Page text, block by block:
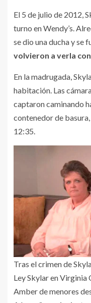
El 5 de julio de 2012,
turno en Wendy’s.
se dio una ducha y se
volvieron a verla
En la madrugada,
habitación. Las
captaron caminando
contenedor de
12:35.
Tras el crimen de
Ley Skylar en Virginia
Amber de menores